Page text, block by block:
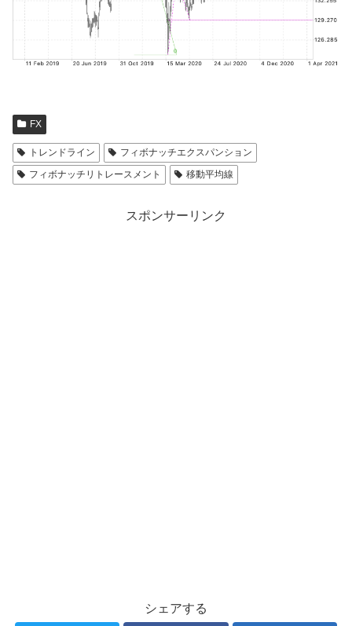
FX
トレンドライン
フィボナッチエクスパンション
フィボナッチリトレースメント
移動平均線
スポンサーリンク
シェアする